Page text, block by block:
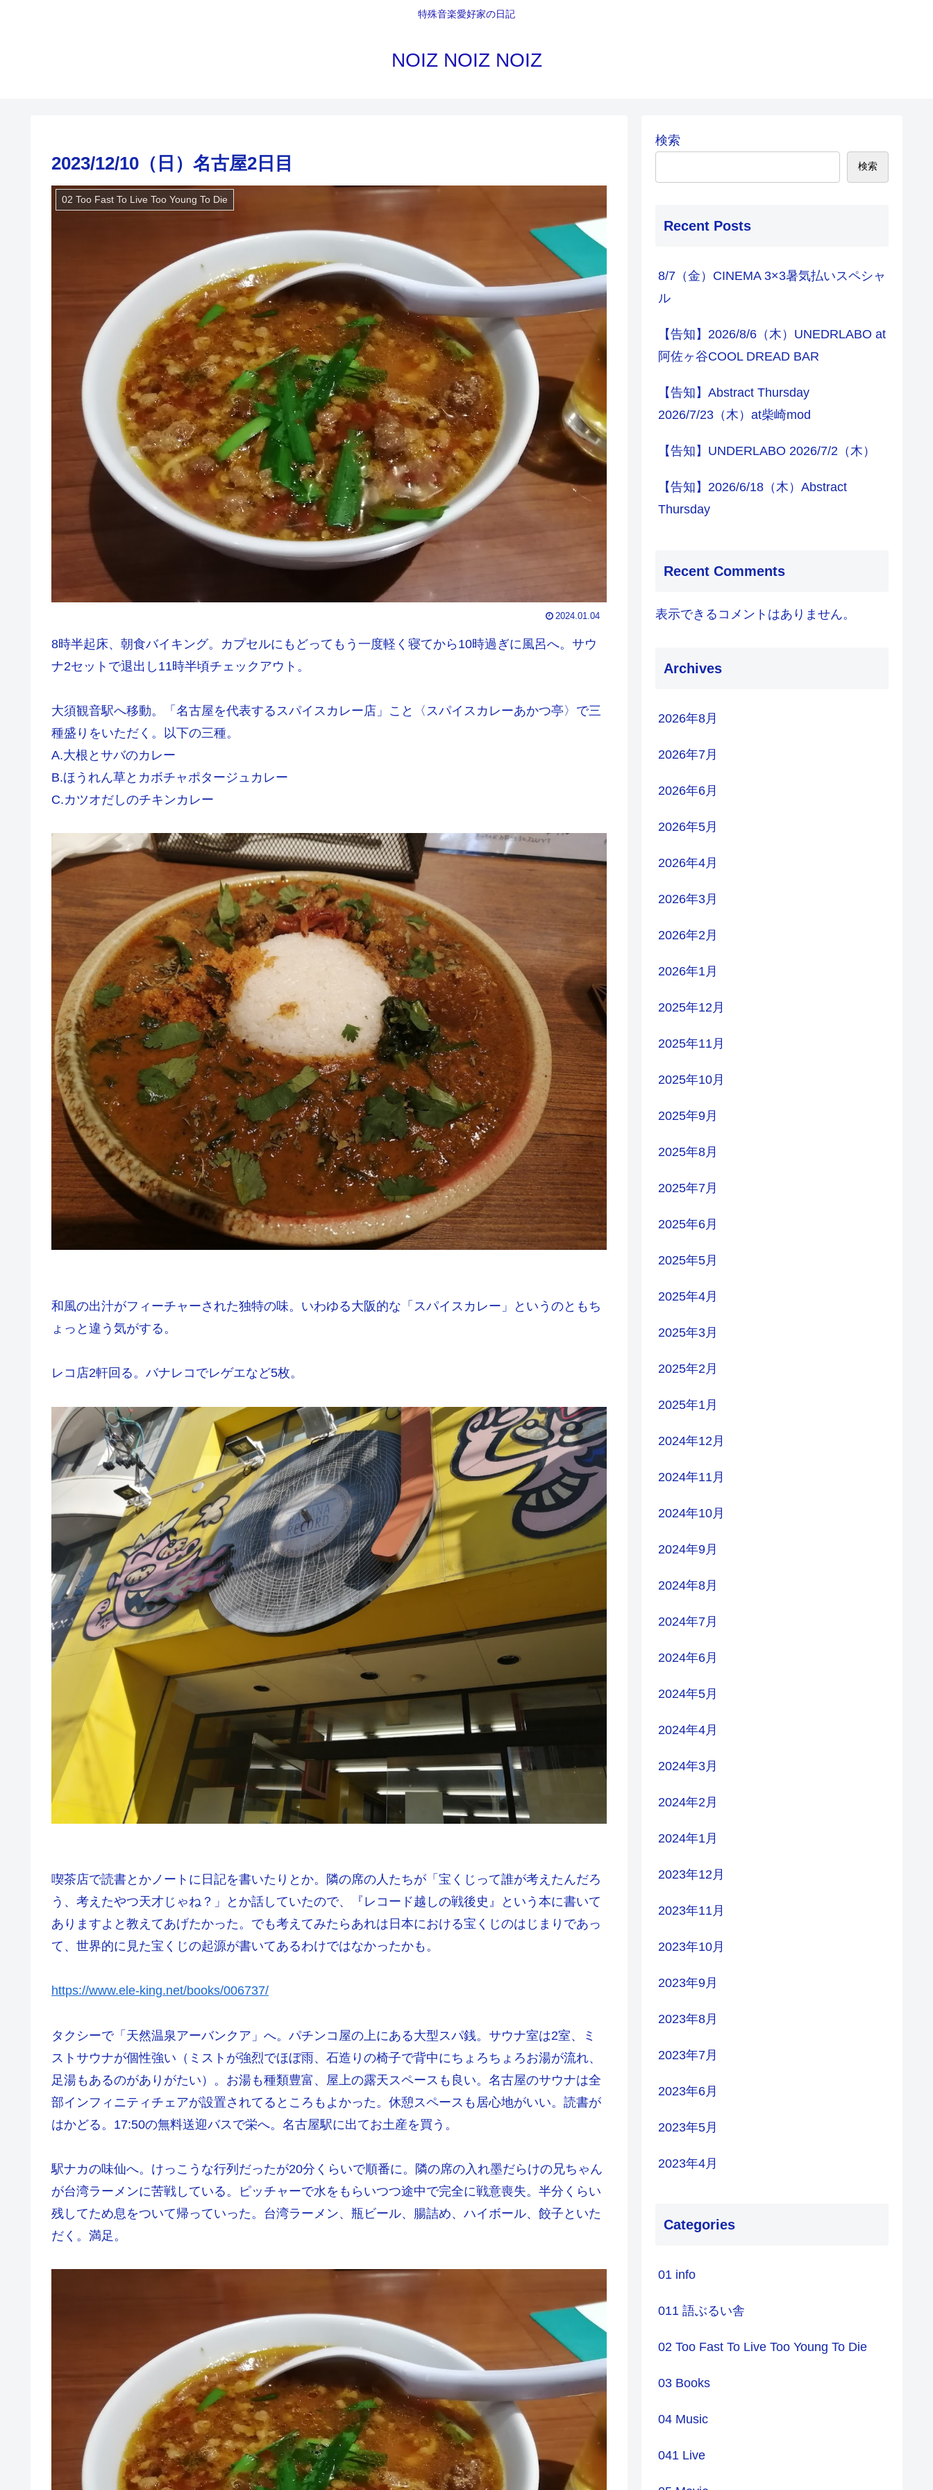
特殊音楽愛好家の日記
NOIZ NOIZ NOIZ
2023/12/10（日）名古屋2日目
02 Too Fast To Live Too Young To Die
2024.01.04
8時半起床、朝食バイキング。カプセルにもどってもう一度軽く寝てから10時過ぎに風呂へ。サウ
ナ2セットで退出し11時半頃チェックアウト。
大須観音駅へ移動。「名古屋を代表するスパイスカレー店」こと〈スパイスカレーあかつ亭〉で三
種盛りをいただく。以下の三種。
A.大根とサバのカレー
B.ほうれん草とカボチャポタージュカレー
C.カツオだしのチキンカレー
和風の出汁がフィーチャーされた独特の味。いわゆる大阪的な「スパイスカレー」というのともち
ょっと違う気がする。
レコ店2軒回る。バナレコでレゲエなど5枚。
喫茶店で読書とかノートに日記を書いたりとか。隣の席の人たちが「宝くじって誰が考えたんだろ
う、考えたやつ天才じゃね？」とか話していたので、『レコード越しの戦後史』という本に書いて
ありますよと教えてあげたかった。でも考えてみたらあれは日本における宝くじのはじまりであっ
て、世界的に見た宝くじの起源が書いてあるわけではなかったかも。
https://www.ele-king.net/books/006737/
タクシーで「天然温泉アーバンクア」へ。パチンコ屋の上にある大型スパ銭。サウナ室は2室、ミ
ストサウナが個性強い（ミストが強烈でほぼ雨、石造りの椅子で背中にちょろちょろお湯が流れ、
足湯もあるのがありがたい）。お湯も種類豊富、屋上の露天スペースも良い。名古屋のサウナは全
部インフィニティチェアが設置されてるところもよかった。休憩スペースも居心地がいい。読書が
はかどる。17:50の無料送迎バスで栄へ。名古屋駅に出てお土産を買う。
駅ナカの味仙へ。けっこうな行列だったが20分くらいで順番に。隣の席の入れ墨だらけの兄ちゃん
が台湾ラーメンに苦戦している。ピッチャーで水をもらいつつ途中で完全に戦意喪失。半分くらい
残してため息をついて帰っていった。台湾ラーメン、瓶ビール、腸詰め、ハイボール、餃子といた
だく。満足。
検索
検索
Recent Posts
8/7（金）CINEMA 3×3暑気払いスペシャ
ル
【告知】2026/8/6（木）UNEDRLABO at
阿佐ヶ谷COOL DREAD BAR
【告知】Abstract Thursday
2026/7/23（木）at柴崎mod
【告知】UNDERLABO 2026/7/2（木）
【告知】2026/6/18（木）Abstract
Thursday
Recent Comments
表示できるコメントはありません。
Archives
2026年8月
2026年7月
2026年6月
2026年5月
2026年4月
2026年3月
2026年2月
2026年1月
2025年12月
2025年11月
2025年10月
2025年9月
2025年8月
2025年7月
2025年6月
2025年5月
2025年4月
2025年3月
2025年2月
2025年1月
2024年12月
2024年11月
2024年10月
2024年9月
2024年8月
2024年7月
2024年6月
2024年5月
2024年4月
2024年3月
2024年2月
2024年1月
2023年12月
2023年11月
2023年10月
2023年9月
2023年8月
2023年7月
2023年6月
2023年5月
2023年4月
Categories
01 info
011 語ぶるい舎
02 Too Fast To Live Too Young To Die
03 Books
04 Music
041 Live